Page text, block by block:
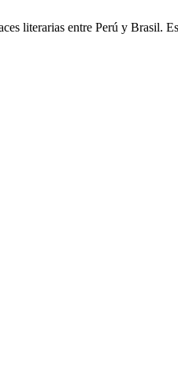
literarias entre Perú y